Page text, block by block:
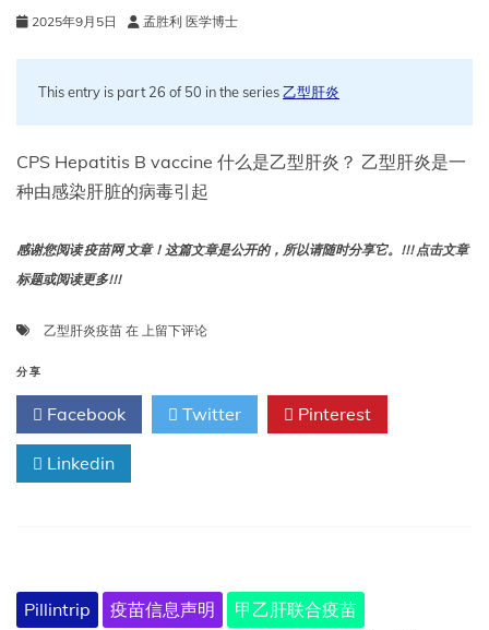
2025年9月5日 孟胜利 医学博士
This entry is part 26 of 50 in the series乙型肝炎
CPS Hepatitis B vaccine 什么是乙型肝炎？ 乙型肝炎是一
种由感染肝脏的病毒引起
感谢您阅读 疫苗网 文章！这篇文章是公开的，所以请随时分享它。!!! 点击文章
标题或阅读更多!!!
乙型肝炎疫苗 在 乙
炎
苗
上留下评论
分享
Facebook Twitter Pinterest
Linkedin
Pillintrip 疫苗信息声明 甲乙肝联合疫苗